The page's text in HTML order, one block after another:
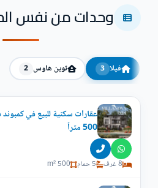
وحدات من نفس
فيلا 3 توين هاوس 2
عقارات سكنية للبيع في كمبوند
500 متراً
8 غرف 5 حمام 500 m²